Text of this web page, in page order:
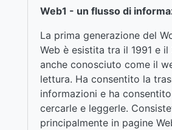
Web1 - un flusso di
La prima generazione del
Web è esistita tra il 1991 e il
anche conosciuto come il
lettura. Ha consentito la
informazioni e ha
cercarle e leggerle.
principalmente in pagine